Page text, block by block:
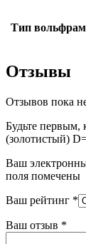
Тип
Отзывы
Отзывов пока
Будьте первым,
(золотистый)
Ваш
поля помечены
Ваш рейтинг *
Ваш отзыв *